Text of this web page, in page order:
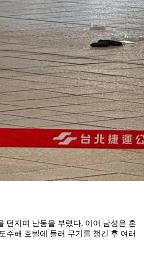
던지며 난동을 부렸다. 이어 남성은 혼
주해 호텔에 들러 무기를 챙긴 후 여러